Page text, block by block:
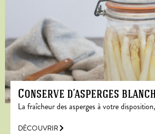
Conserve d’asperges
La fraîcheur des asperges à votre
DÉCOUVRIR